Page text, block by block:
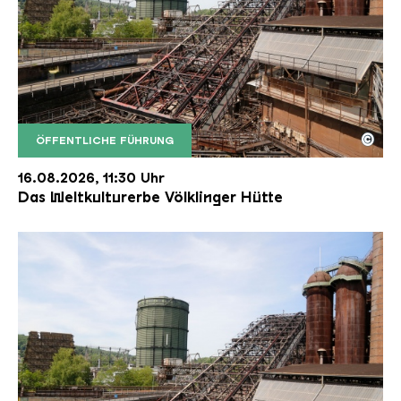
ÖFFENTLICHE FÜHRUNG
Der Erzschrägaufzug der Völklinger Hütte mit
Copyright: Weltkulturerbe Völklinger Hütte | Karl
©
16.08.2026, 11:30 Uhr
Das Weltkulturerbe Völklinger Hütte